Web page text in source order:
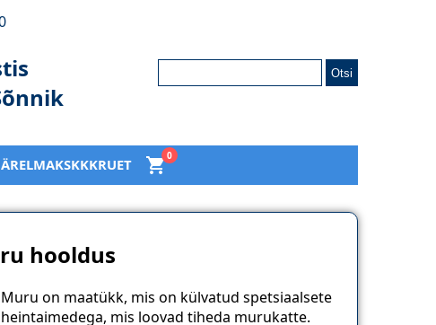
KKKRUET 0
hooldus
Muru on maatükk, mis on külvatud spetsiaalsete
heintaimedega, mis loovad tiheda murukatte.